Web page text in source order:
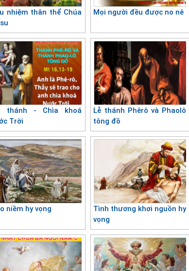
nhiệm thân thể Chúa
Mọi người đều được no nê
thánh - Chìa khoá
Trời
Lễ thánh Phêrô và Phaolô
tông đồ
niềm hy vọng
Tình thương khơi nguồn hy
vọng